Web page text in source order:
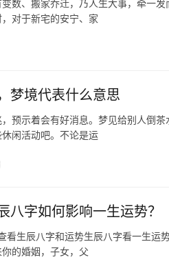
数、搬家乔迁，乃人生大事，牵一
对于新宅的安宁、家
梦境代表什么意思
预示着会有好消息。梦见给别人倒
闲活动吧。不论是运
八字如何影响一生运势？
看生辰八字和运势生辰八字看一生
的婚姻，子女，父